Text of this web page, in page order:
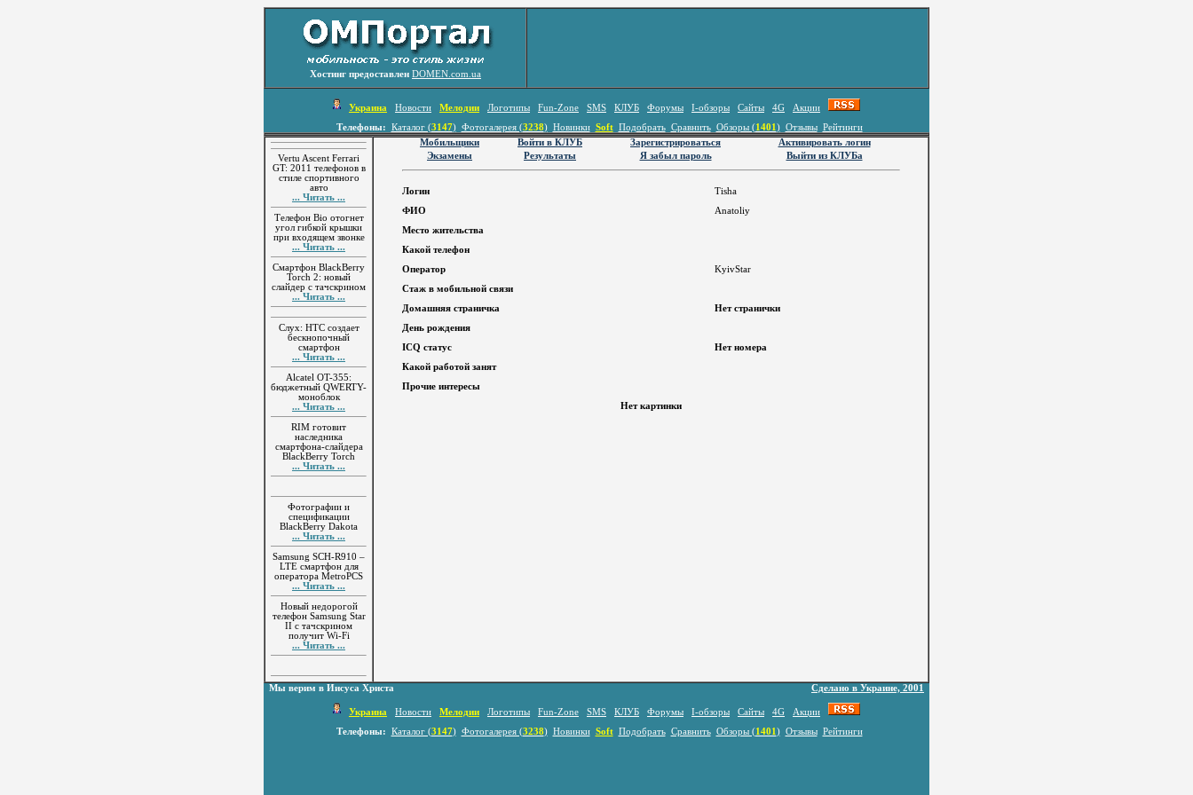
Хостинг предоставлен DOMEN.com.ua
Украина Новости Мелодии Логотипы Fun-Zone SMS КЛУБ Форумы I-обзоры Сайты 4G
Акции
Телефоны:
Каталог (3147) Фотогалерея (3238) Новинки Soft Подобрать Сравнить Обзоры (1401 ) Отзывы Рейтинги
Vertu Ascent Ferrari
GT: 2011 телефонов в
стиле спортивного
авто
... Читать ...
Телефон Bio отогнет
угол гибкой крышки
при входящем звонке
... Читать ...
Смартфон BlackBerry
Torch 2: новый
слайдер с тачскрином
... Читать ...
Слух: HTC создает
бескнопочный
смартфон
... Читать ...
Alcatel OT-355:
бюджетный QWERTY-
моноблок
... Читать ...
RIM готовит
наследника
смартфона-слайдера
BlackBerry Torch
... Читать ...
Фотографии и
спецификации
BlackBerry Dakota
... Читать ...
Samsung SCH-R910 –
LTE смартфон для
оператора MetroPCS
... Читать ...
Новый недорогой
телефон Samsung Star
II с тачскрином
получит Wi-Fi
... Читать ...
Мобильщики Войти в КЛУБ Зарегистрироваться
Активировать логин
Экзамены
Результаты Я забыл пароль Выйти из КЛУБа
Логин
Tisha
ФИО
Anatoliy
Место жительства
Какой телефон
Оператор
KyivStar
Стаж в мобильной связи
Домашняя страничка
Нет странички
День рождения
ICQ статус
Нет номера
Какой работой занят
Прочие интересы
Нет картинки
Мы верим в Иисуса Христа Сделано в Украине, 2001
Украина Новости Мелодии Логотипы Fun-Zone SMS КЛУБ Форумы I-обзоры Сайты 4G
Акции
Телефоны:
Каталог (3147) Фотогалерея (3238) Новинки Soft Подобрать Сравнить Обзоры (1401 ) Отзывы Рейтинги